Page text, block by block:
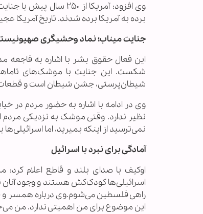
وی افزود: آمریکا از
برده به آمریکا برده شدند. تاریخ آمریکا
جنایت میناب؛ نماد وحشیگری
این فعال حقوق بشر با اشاره به فاجعه
شکست. این جنایت با موشک‌های
شیطان‌پرستی، جشن شیطان است و
وی در ادامه با اشاره به حضور مردم در
نظیر ندارد. وقتی موشک به نزدیکی مردم
نمی‌ترسید از اینکه بمیرید، اما
آمادگی برای نبرد با اسرائیل
اوکیف با صدای بلند و قاطع اعلام کرد:
اسرائیلی‌ها کودک‌کش هستند و وجود آنان
راهی فلسطین می‌شوم.وی درباره همسر و
این موضوع برای من اهمیتی ندارد. من